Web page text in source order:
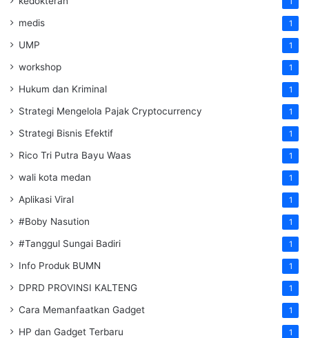
medis 1
UMP 1
workshop 1
Hukum dan Kriminal 1
Strategi Mengelola Pajak Cryptocurrency 1
Strategi Bisnis Efektif 1
Rico Tri Putra Bayu Waas 1
wali kota medan 1
Aplikasi Viral 1
#Boby Nasution 1
#Tanggul Sungai Badiri 1
Info Produk BUMN 1
DPRD PROVINSI KALTENG 1
Cara Memanfaatkan Gadget 1
HP dan Gadget Terbaru 1